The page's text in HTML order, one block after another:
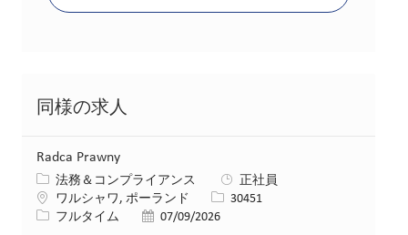
同様の求人
Radca Prawny
カテゴリー
法務＆コンプライアンス
正社員
場所ワルシャワ, ポーランド 求人ID30451
役職フルタイム 投稿日07/09/2026